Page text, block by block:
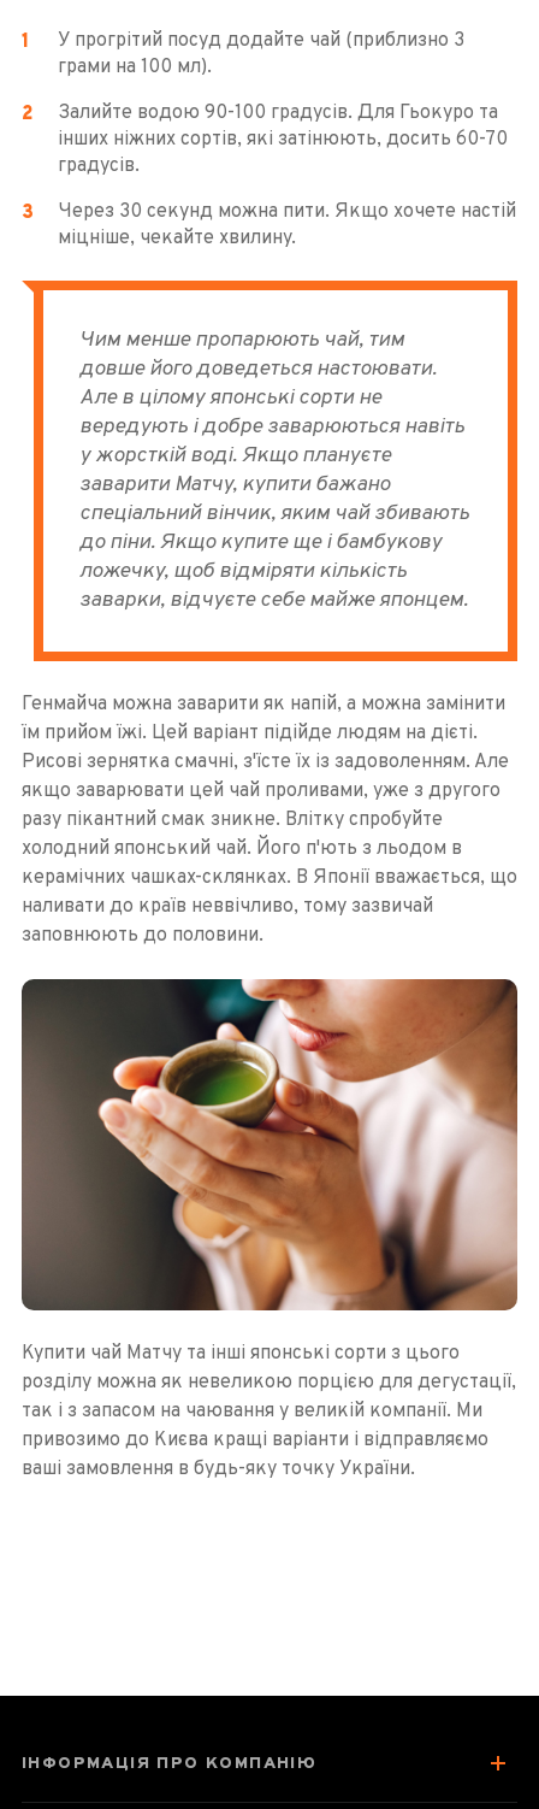
У прогрітий посуд додайте чай (приблизно 3
грами на 100 мл).
Залийте водою 90-100 градусів. Для Гьокуро та
інших ніжних сортів, які затінюють, досить 60-70
градусів.
Через 30 секунд можна пити. Якщо хочете настій
міцніше, чекайте хвилину.
Чим менше пропарюють чай, тим
довше його доведеться настоювати.
Але в цілому японські сорти не
вередують і добре заварюються навіть
у жорсткій воді. Якщо плануєте
заварити Матчу, купити бажано
спеціальний вінчик, яким чай збивають
до піни. Якщо купите ще і бамбукову
ложечку, щоб відміряти кількість
заварки, відчуєте себе майже японцем.
Генмайча можна заварити як напій, а можна замінити
їм прийом їжі. Цей варіант підійде людям на дієті.
Рисові зернятка смачні, з'їсте їх із задоволенням. Але
якщо заварювати цей чай проливами, уже з другого
разу пікантний смак зникне. Влітку спробуйте
холодний японський чай. Його п'ють з льодом в
керамічних чашках-склянках. В Японії вважається, що
наливати до країв неввічливо, тому зазвичай
заповнюють до половини.
Купити чай Матчу та інші японські сорти з цього
розділу можна як невеликою порцією для дегустації,
так і з запасом на чаювання у великій компанії. Ми
привозимо до Києва кращі варіанти і відправляємо
ваші замовлення в будь-яку точку України.
ІНФОРМАЦІЯ ПРО КОМПАНІЮ